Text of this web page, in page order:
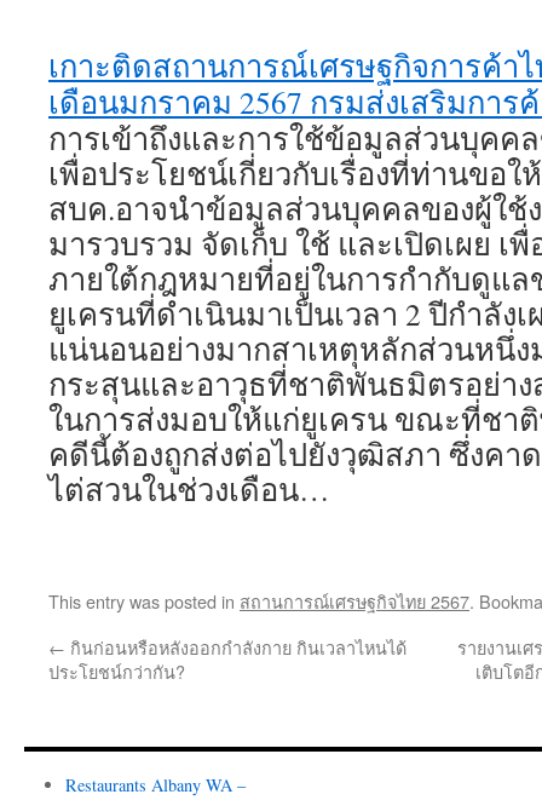
เกาะติดสถานการณ์เศรษฐกิจการค้า
เดือนมกราคม 2567 กรมส่งเสริมการ
การเข้าถึงและการใช้ข้อมูลส่วนบุคค
เพื่อประโยชน์เกี่ยวกับเรื่องที่ท่านขอใ
สบค.อาจนำข้อมูลส่วนบุคคลของผู้ใช้
มารวบรวม จัดเก็บ ใช้ และเปิดเผย เ
ภายใต้กฎหมายที่อยู่ในการกำกับดูแล
ยูเครนที่ดำเนินมาเป็นเวลา 2 ปีกำลัง
แน่นอนอย่างมากสาเหตุหลักส่วนหนึ่
กระสุนและอาวุธที่ชาติพันธมิตรอย่าง
ในการส่งมอบให้แก่ยูเครน ขณะที่ชา
คดีนี้ต้องถูกส่งต่อไปยังวุฒิสภา ซึ่งคา
ไต่สวนในช่วงเดือน…
This entry was posted in สถานการณ์เศรษฐกิจไทย 2567.
← กินก่อนหรือหลังออกกำลังกาย กินเวลาไหนได้
ประโยชน์กว่ากัน?
รายงานเ
เติบโต
Restaurants Albany WA –